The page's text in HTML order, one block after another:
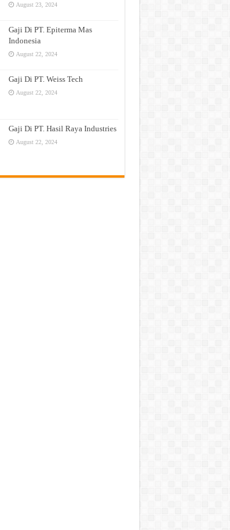
August 23, 2024
Gaji Di PT. Epiterma Mas
Indonesia
August 22, 2024
Gaji Di PT. Weiss Tech
August 22, 2024
Gaji Di PT. Hasil Raya Industries
August 22, 2024